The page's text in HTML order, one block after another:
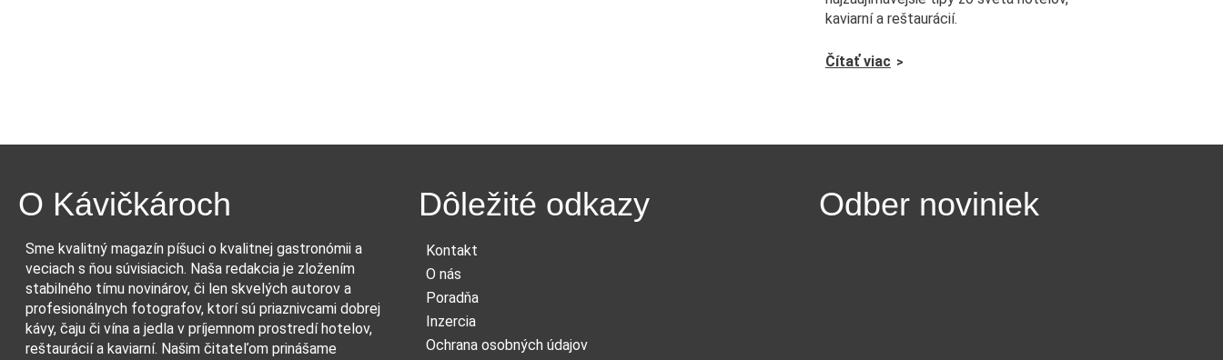
kaviarní a reštaurácií.
Čítať viac
O Kávičkároch
Sme kvalitný magazín píšuci o kvalitnej gastronómii a
veciach s ňou súvisiacich. Naša redakcia je zložením
stabilného tímu novinárov, či len skvelých autorov a
profesionálnych fotografov, ktorí sú priaznivcami dobrej
kávy, čaju či vína a jedla v príjemnom prostredí hotelov,
reštaurácií a kaviarní. Našim čitateľom prinášame
Dôležité odkazy
Kontakt
O nás
Poradňa
Inzercia
Ochrana osobných údajov
Odber noviniek